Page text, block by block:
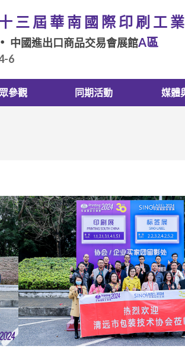
三屆華南國際印刷工
中國進出口商品交易會展館A區
6
參觀 同期活動 媒體